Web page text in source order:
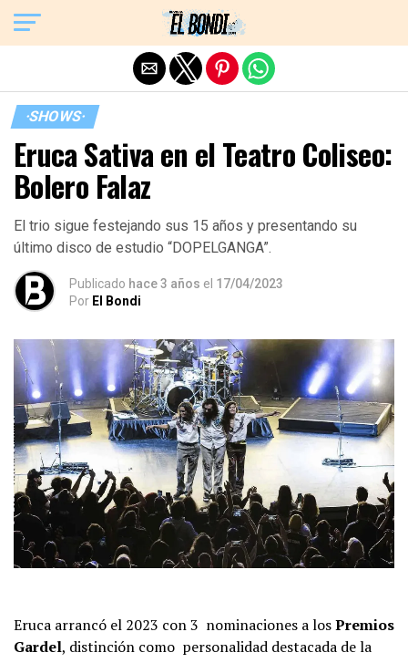
·SHOWS·
Eruca Sativa en el Teatro Coliseo:
Bolero Falaz
El trio sigue festejando sus 15 años y presentando su
último disco de estudio “DOPELGANGA”.
Publicado hace 3 años el 17/04/2023
Por El Bondi
Eruca arrancó el 2023 con 3 nominaciones a losPremios
Gardel, distinción como personalidad destacada de la
Exit mobile version